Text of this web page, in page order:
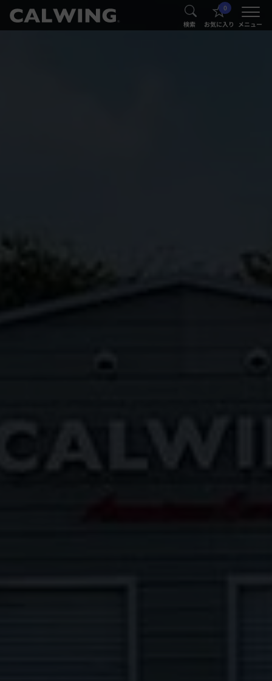
® 検索
0
お気に入り メニュー
®